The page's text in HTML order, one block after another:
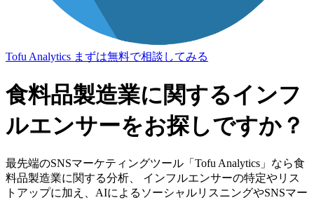
Tofu Analytics まずは無料で相談してみる
食料品製造業に関するインフ
ルエンサーをお探しですか？
最先端のSNSマーケティングツール「Tofu Analytics」なら食
料品製造業に関する分析、 インフルエンサーの特定やリス
トアップに加え、AIによるソーシャルリスニングやSNSマー